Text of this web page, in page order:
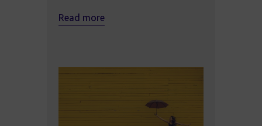
Read more